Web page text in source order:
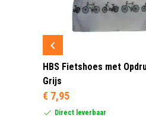
HBS Fietshoes met
Grijs
€ 7,95
Direct leverbaar